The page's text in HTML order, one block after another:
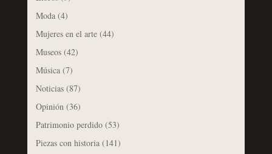
Moda(4)
Mujeres en el arte(44)
Museos(42)
Música(7)
Noticias(87)
Opinión(36)
Patrimonio perdido(53)
Piezas con historia(141)